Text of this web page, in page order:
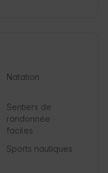
Natation
Sentiers de
randonnée
faciles
Sports nautiques